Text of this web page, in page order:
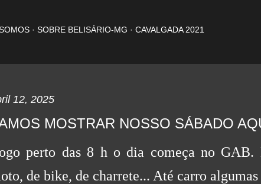
SOBRE BELISÁRIO-MG CAVALGADA 2021
12, 2025
MOSTRAR NOSSO SÁBADO
perto das 8 h o dia começa no GAB.
de bike, de charrete... Até carro algumas